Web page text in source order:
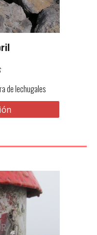
de lechugales